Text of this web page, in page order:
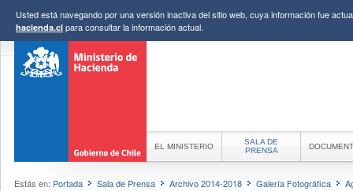
Usted está navegando por una versión inactiva del sitio web, cuya información fue
hacienda.cl para consultar la información actual.
EL MINISTERIO
SALA DE
PRENSA
Estás en: Portada Sala de Prensa Archivo 2014-2018 Galería Fotográfica